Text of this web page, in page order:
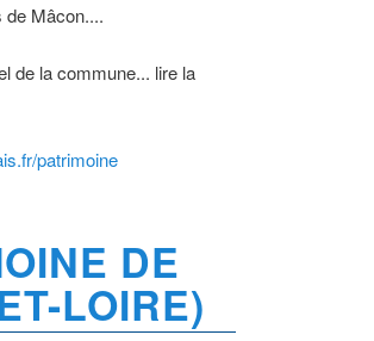
de Mâcon....
de la commune... lire la
patrimoine
DE
LOIRE)